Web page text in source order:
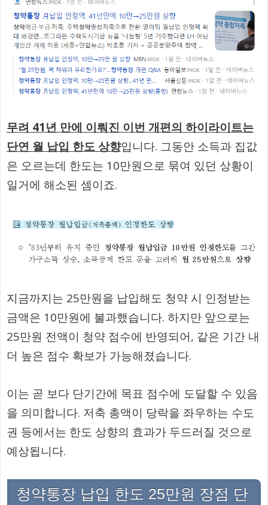
무려 41년 만에 이뤄진 이번 개편의 하이라이트는
단연 월 납입 한도 상향입니다. 그동안 소득과 집값
은 오르는데 한도는 10만원으로 묶여 있던 상황이
일거에 해소된 셈이죠.
지금까지는 25만원을 납입해도 청약 시 인정받는
금액은 10만원에 불과했습니다. 하지만 앞으로는
25만원 전액이 청약 점수에 반영되어, 같은 기간 내
더 높은 점수 확보가 가능해졌습니다.
이는 곧 보다 단기간에 목표 점수에 도달할 수 있음
을 의미합니다. 저축 총액이 당락을 좌우하는 수도
권 등에서는 한도 상향의 효과가 두드러질 것으로
예상됩니다.
청약통장 납입 한도 25만원 장점 단